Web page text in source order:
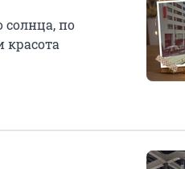
солнца, по
красота